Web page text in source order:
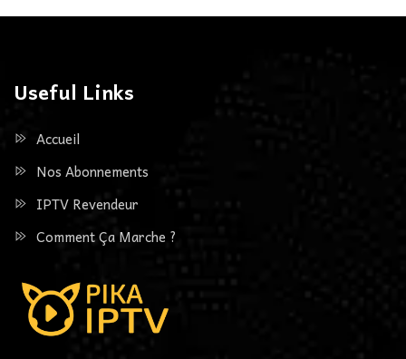
Useful Links
Accueil
Nos Abonnements
IPTV Revendeur
Comment Ça Marche ?